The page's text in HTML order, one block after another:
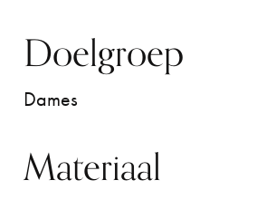
Doelgroep
Dames
Materiaal